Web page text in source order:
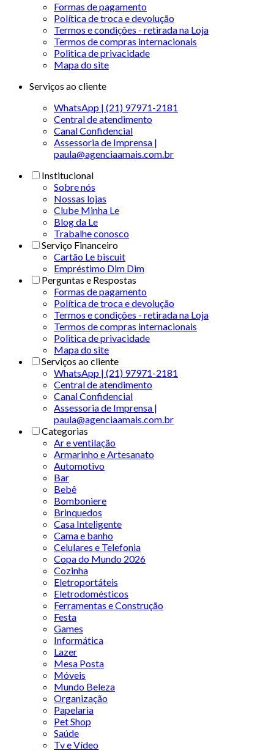
Formas de pagamento
Política de troca e devolução
Termos e condições - retirada na Loja
Termos de compras internacionais
Politica de privacidade
Mapa do site
Serviços ao cliente
WhatsApp | (21) 97971-2181
Central de atendimento
Canal Confidencial
Assessoria de Imprensa |
paula@agenciaamais.com.br
Institucional
Sobre nós
Nossas lojas
Clube Minha Le
Blog da Le
Trabalhe conosco
Serviço Financeiro
Cartão Le biscuit
Empréstimo Dim Dim
Perguntas e Respostas
Formas de pagamento
Política de troca e devolução
Termos e condições - retirada na Loja
Termos de compras internacionais
Politica de privacidade
Mapa do site
Serviços ao cliente
WhatsApp | (21) 97971-2181
Central de atendimento
Canal Confidencial
Assessoria de Imprensa |
paula@agenciaamais.com.br
Categorias
Ar e ventilação
Armarinho e Artesanato
Automotivo
Bar
Bebê
Bomboniere
Brinquedos
Casa Inteligente
Cama e banho
Celulares e Telefonia
Copa do Mundo 2026
Cozinha
Eletroportáteis
Eletrodomésticos
Ferramentas e Construção
Festa
Games
Informática
Lazer
Mesa Posta
Móveis
Mundo Beleza
Organização
Papelaria
Pet Shop
Saúde
Tv e Vídeo